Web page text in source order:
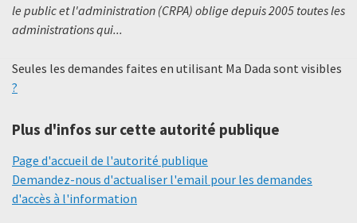
le public et l'administration (CRPA) oblige depuis 2005 toutes les
administrations qui...
Seules les demandes faites en utilisant Ma Dada sont visibles
?
Plus d'infos sur cette autorité publique
Page d'accueil de l'autorité publique
Demandez-nous d'actualiser l'email pour les demandes
d'accès à l'information